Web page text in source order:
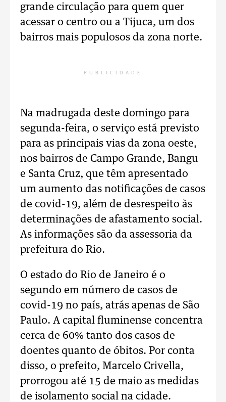
grande circulação para quem quer
acessar o centro ou a Tijuca, um dos
bairros mais populosos da zona norte.
PUBLICIDADE
Na madrugada deste domingo para
segunda-feira, o serviço está previsto
para as principais vias da zona oeste,
nos bairros de Campo Grande, Bangu
e Santa Cruz, que têm apresentado
um aumento das notificações de casos
de covid-19, além de desrespeito às
determinações de afastamento social.
As informações são da assessoria da
prefeitura do Rio.
O estado do Rio de Janeiro é o
segundo em número de casos de
covid-19 no país, atrás apenas de São
Paulo. A capital fluminense concentra
cerca de 60% tanto dos casos de
doentes quanto de óbitos. Por conta
disso, o prefeito, Marcelo Crivella,
prorrogou até 15 de maio as medidas
de isolamento social na cidade.